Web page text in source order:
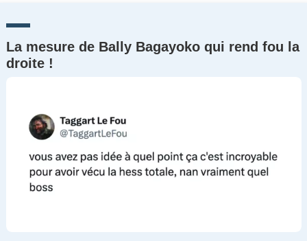
La mesure de Bally Bagayoko qui rend fou la
droite !